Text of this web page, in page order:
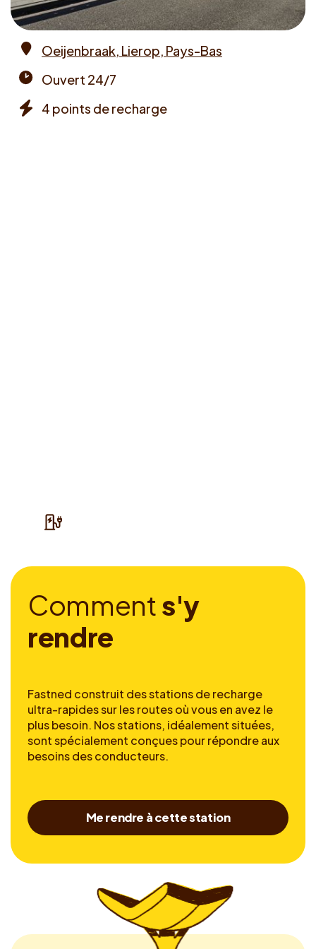
Oeijenbraak, Lierop, Pays-Bas
times
Ouvert 24/7
4 points de recharge
Comment s'y
rendre
Fastned construit des stations de recharge
ultra-rapides sur les routes où vous en avez le
plus besoin. Nos stations, idéalement situées,
sont spécialement conçues pour répondre aux
besoins des conducteurs.
Me rendre à cette station